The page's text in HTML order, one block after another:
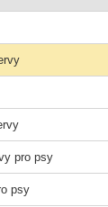
pro psy
psy